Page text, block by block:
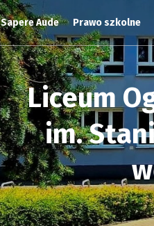
Liceum
im.
Sapere Aude Prawo szkolne